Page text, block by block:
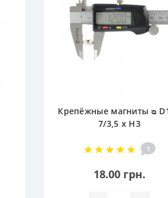
Крепёжные магниты ᴓ
7/3,5 x H3
1
18.00 грн.